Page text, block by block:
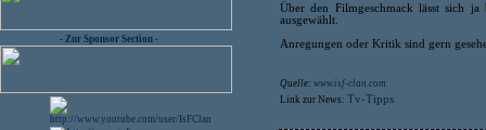
- Zur Sponsor Section -
Über den Filmgeschmack lässt sich
ausgewählt.
Anregungen oder Kritik sind gern
Quelle: www.isf-clan.com
Link zur News: Tv-Tipps